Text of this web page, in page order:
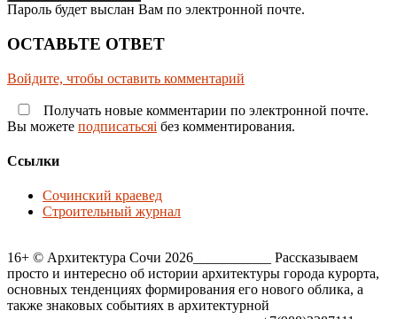
Пароль будет выслан Вам по электронной почте.
ОСТАВЬТЕ ОТВЕТ
Войдите, чтобы оставить комментарий
Получать новые комментарии по электронной почте.
Вы можете подписатьсяi без комментирования.
Ссылки
Сочинский краевед
Строительный журнал
16+ © Архитектура Сочи 2026___________ Рассказываем
просто и интересно об истории архитектуры города курорта,
основных тенденциях формирования его нового облика, а
также знаковых событиях в архитектурной